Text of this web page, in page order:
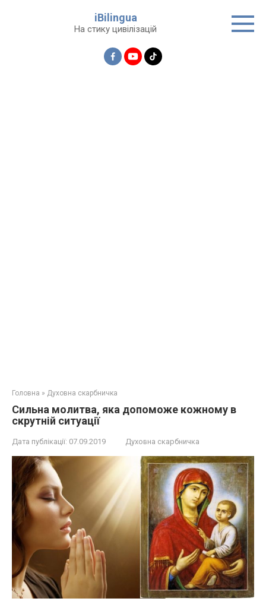
iBilingua
На стику цивілізацій
Головна » Духовна скарбничка
Сильна молитва, яка допоможе кожному в
скрутній ситуації
Дата публікації: 07.09.2019 Духовна скарбничка